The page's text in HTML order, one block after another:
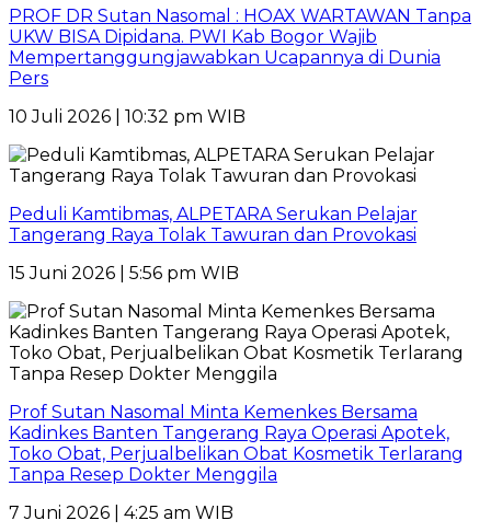
PROF DR Sutan Nasomal : HOAX WARTAWAN Tanpa
UKW BISA Dipidana. PWI Kab Bogor Wajib
Mempertanggungjawabkan Ucapannya di Dunia
Pers
10 Juli 2026 | 10:32 pm WIB
Peduli Kamtibmas, ALPETARA Serukan Pelajar
Tangerang Raya Tolak Tawuran dan Provokasi
15 Juni 2026 | 5:56 pm WIB
Prof Sutan Nasomal Minta Kemenkes Bersama
Kadinkes Banten Tangerang Raya Operasi Apotek,
Toko Obat, Perjualbelikan Obat Kosmetik Terlarang
Tanpa Resep Dokter Menggila
7 Juni 2026 | 4:25 am WIB